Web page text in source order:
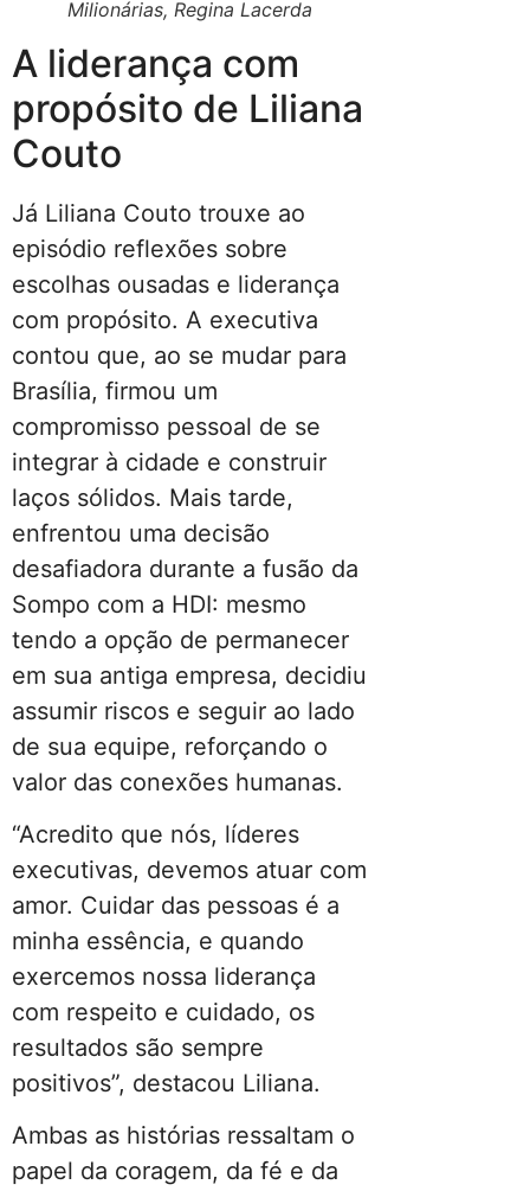
Milionárias, Regina Lacerda
A liderança com
propósito de Liliana
Couto
Já Liliana Couto trouxe ao
episódio reflexões sobre
escolhas ousadas e liderança
com propósito. A executiva
contou que, ao se mudar para
Brasília, firmou um
compromisso pessoal de se
integrar à cidade e construir
laços sólidos. Mais tarde,
enfrentou uma decisão
desafiadora durante a fusão da
Sompo com a HDI: mesmo
tendo a opção de permanecer
em sua antiga empresa, decidiu
assumir riscos e seguir ao lado
de sua equipe, reforçando o
valor das conexões humanas.
“Acredito que nós, líderes
executivas, devemos atuar com
amor. Cuidar das pessoas é a
minha essência, e quando
exercemos nossa liderança
com respeito e cuidado, os
resultados são sempre
positivos”, destacou Liliana.
Ambas as histórias ressaltam o
papel da coragem, da fé e da